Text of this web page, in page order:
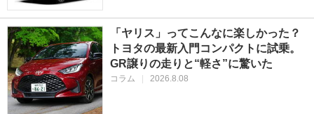
「ヤリス」ってこんなに楽しかった？
トヨタの最新入門コンパクトに試乗。
GR譲りの走りと“軽さ”に驚いた
コラム 2026.8.08